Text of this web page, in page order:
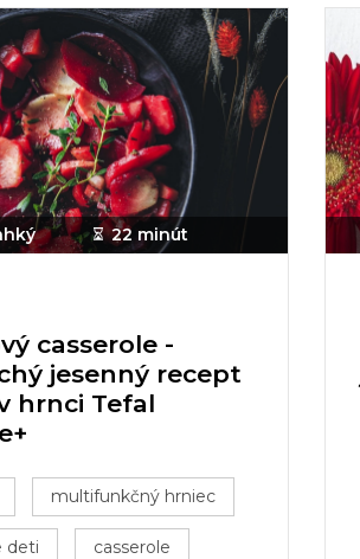
22 minút
casserole -
jesenný recept
hrnci Tefal
multifunkčný hrniec
deti casserole